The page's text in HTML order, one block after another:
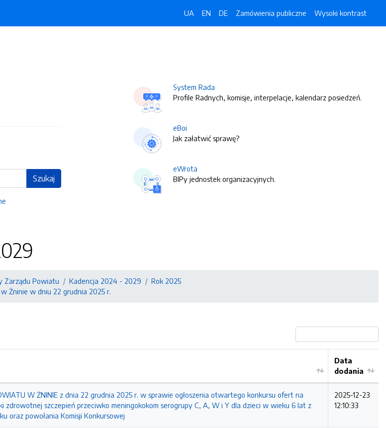
UA EN DE Zamówienia publiczne Wysoki kontrast
Szukaj
System Rada
Profile Radnych, komisje, interpelacje, kalendarz posiedzeń.
eBoi
Jak załatwić sprawę?
eWrota
BIPy jednostek organizacyjnych.
Zarządu Powiatu Kadencja 2024 - 2029
Rok 2025
Żninie w dniu 22 grudnia 2025 r.
Data
dodania
W ŻNINIE z dnia 22 grudnia 2025 r. w sprawie ogłoszenia otwartego konkursu ofert na
szczepień przeciwko meningokokom serogrupy C, A, W i Y dla dzieci w wieku 6 lat z
oraz powołania Komisji Konkursowej
2025-12-23
12:10:33